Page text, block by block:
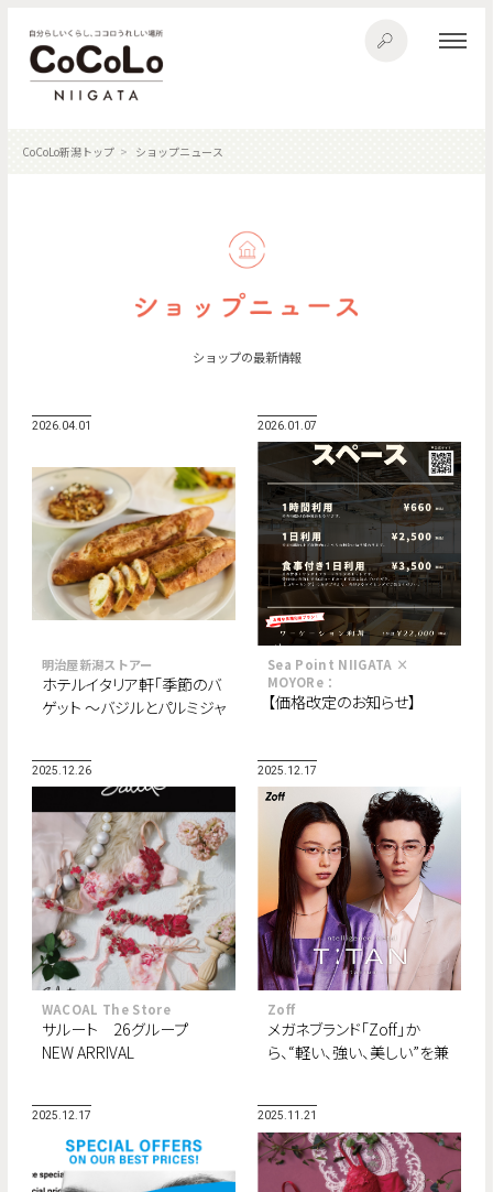
CoCoLo新潟トップ ショップニュース
ショップの最新情報
2026.04.01
明治屋新潟ストアー
ホテルイタリア軒「季節のバ
ゲット ～バジルとパルミジャ
2026.01.07
Sea Point NIIGATA ×
MOYORe：
【価格改定のお知らせ】
2025.12.26
WACOAL The Store
サルート 26グループ
NEW ARRIVAL
2025.12.17
Zoff
メガネブランド「Zoff」か
ら、“軽い、強い、美しい”を兼
TITAN」￥9,900から登場
2025.12.17 2025.11.21